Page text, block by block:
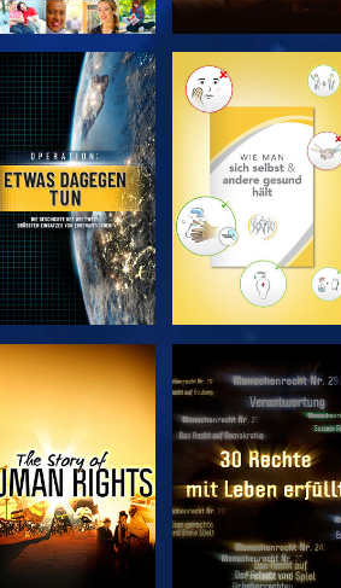
SERIE
ENTDECKEN
SERIE
ENTDECKEN
ANSEHEN ANSEHEN